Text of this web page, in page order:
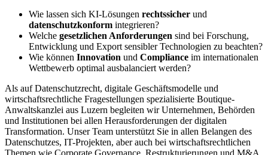
Wie lassen sich KI-Lösungen rechtssicher und
datenschutzkonform integrieren?
Welche gesetzlichen Anforderungen sind bei Forschung,
Entwicklung und Export sensibler Technologien zu beachten?
Wie können Innovation und Compliance im internationalen
Wettbewerb optimal ausbalanciert werden?
Als auf Datenschutzrecht, digitale Geschäftsmodelle und
wirtschaftsrechtliche Fragestellungen spezialisierte Boutique-
Anwaltskanzlei aus Luzern begleiten wir Unternehmen, Behörden
und Institutionen bei allen Herausforderungen der digitalen
Transformation. Unser Team unterstützt Sie in allen Belangen des
Datenschutzes, IT-Projekten, aber auch bei wirtschaftsrechtlichen
Themen wie Corporate Governance, Restrukturierungen und M&A.